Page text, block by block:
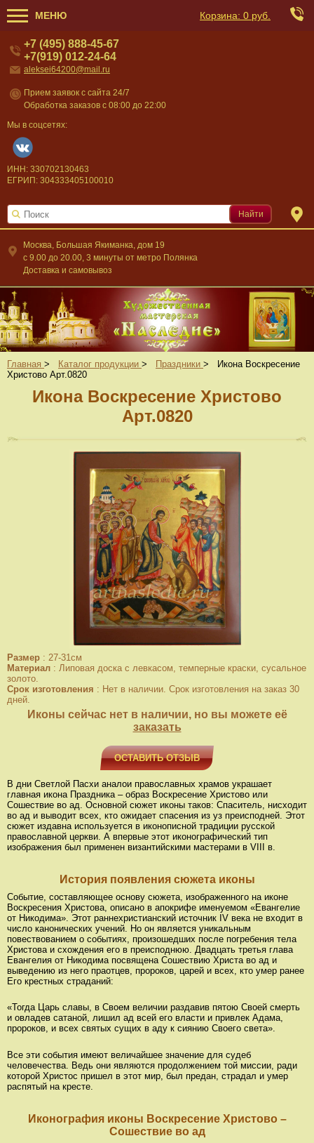
МЕНЮ Корзина: 0 руб.
Москва, Большая Якиманка, дом 19
c 9.00 до 20.00, 3 минуты от метро Полянка
Доставка и самовывоз
+7 (495) 888-45-67
+7(919) 012-24-64
aleksei64200@mail.ru
Прием заявок с сайта 24/7
Обработка заказов с 08:00 до 22:00
Мы в соцсетях:
ИНН: 330702130463
ЕГРИП: 304333405100010
Найти
Главная > Каталог продукции > Праздники >
Икона Воскресение
Христово Арт.0820
Икона Воскресение Христово
Арт.0820
Размер : 27-31см
Материал : Липовая доска с левкасом, темперные краски, сусальное
золото.
Срок изготовления : Нет в наличии. Срок изготовления на заказ 30
дней.
Иконы сейчас нет в наличии, но вы можете её
заказать
ОСТАВИТЬ ОТЗЫВ
В дни Светлой Пасхи аналои православных храмов украшает
главная икона Праздника – образ Воскресение Христово или
Сошествие во ад. Основной сюжет иконы таков: Спаситель, нисходит
во ад и выводит всех, кто ожидает спасения из уз преисподней. Этот
сюжет издавна используется в иконописной традиции русской
православной церкви. А впервые этот иконографический тип
изображения был применен византийскими мастерами в VIII в.
История появления сюжета иконы
Событие, составляющее основу сюжета, изображенного на иконе
Воскресения Христова, описано в апокрифе именуемом «Евангелие
от Никодима». Этот раннехристианский источник IV века не входит в
число канонических учений. Но он является уникальным
повествованием о событиях, произошедших после погребения тела
Христова и схождения его в преисподнюю. Двадцать третья глава
Евангелия от Никодима посвящена Сошествию Христа во ад и
выведению из него праотцев, пророков, царей и всех, кто умер ранее
Его крестных страданий:
«Тогда Царь славы, в Своем величии раздавив пятою Своей смерть
и овладев сатаной, лишил ад всей его власти и привлек Адама,
пророков, и всех святых сущих в аду к сиянию Своего света».
Все эти события имеют величайшее значение для судеб
человечества. Ведь они являются продолжением той миссии, ради
которой Христос пришел в этот мир, был предан, страдал и умер
распятый на кресте.
Иконография иконы Воскресение Христово –
Сошествие во ад